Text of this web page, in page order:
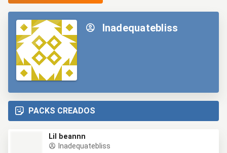
Inadequatebliss
PACKS CREADOS
Lil beannn
Inadequatebliss